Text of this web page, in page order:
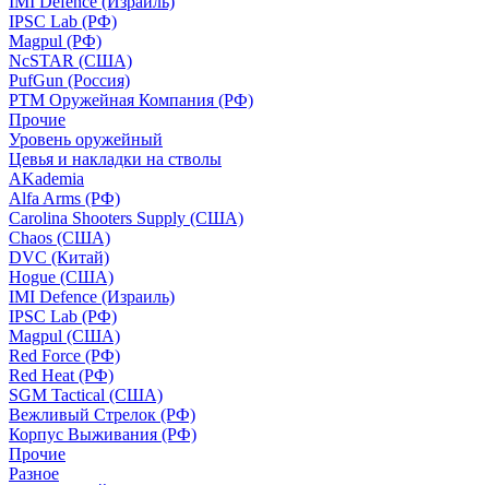
IPSC Lab (РФ)
Magpul (РФ)
NcSTAR (США)
PufGun (Россия)
РТМ Оружейная Компания (РФ)
Прочие
Уровень оружейный
Цевья и накладки на стволы
AKademia
Alfa Arms (РФ)
Carolina Shooters Supply (США)
Chaos (США)
DVC (Китай)
Hogue (США)
IMI Defence (Израиль)
IPSC Lab (РФ)
Magpul (США)
Red Force (РФ)
Red Heat (РФ)
SGM Tactical (США)
Вежливый Стрелок (РФ)
Корпус Выживания (РФ)
Прочие
Разное